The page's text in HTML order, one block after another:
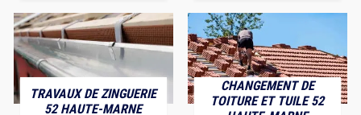
TRAVAUX DE ZINGUERIE
52 HAUTE-MARNE
CHANGEMENT DE
TOITURE ET TUILE 52